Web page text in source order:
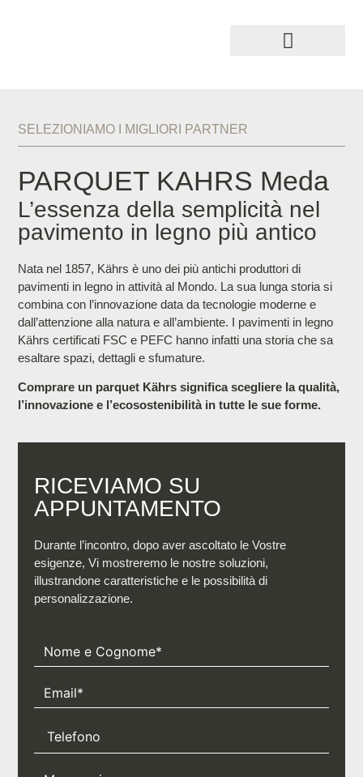
SELEZIONIAMO I MIGLIORI PARTNER
PARQUET KAHRS Meda
L’essenza della semplicità nel
pavimento in legno più antico
Nata nel 1857, Kährs è uno dei più antichi produttori di
pavimenti in legno in attività al Mondo. La sua lunga storia si
combina con l’innovazione data da tecnologie moderne e
dall’attenzione alla natura e all’ambiente. I pavimenti in legno
Kährs certificati FSC e PEFC hanno infatti una storia che sa
esaltare spazi, dettagli e sfumature.
Comprare un parquet Kährs significa scegliere la qualità,
l’innovazione e l’ecosostenibilità in tutte le sue forme.
RICEVIAMO SU
APPUNTAMENTO​
Durante l’incontro, dopo aver ascoltato le Vostre
esigenze, Vi mostreremo le nostre soluzioni,
illustrandone caratteristiche e le possibilità di
personalizzazione.